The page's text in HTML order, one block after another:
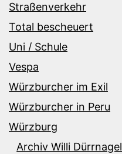
Straßenverkehr
Total bescheuert
Uni / Schule
Vespa
Würzburcher im Exil
Würzburcher in Peru
Würzburg
Archiv Willi Dürrnagel